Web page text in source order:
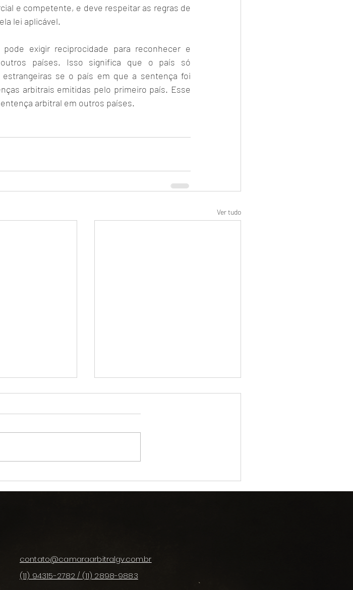
e competente, e deve respeitar as regras de
lei aplicável.
exigir reciprocidade para reconhecer e
países. Isso significa que o país só
se o país em que a sentença foi
arbitrais emitidas pelo primeiro país. Esse
arbitral em outros países.
Ver tudo
contato@camaraarbitralgv.com.br
(11) 94315-2782 / (11) 2898-9883